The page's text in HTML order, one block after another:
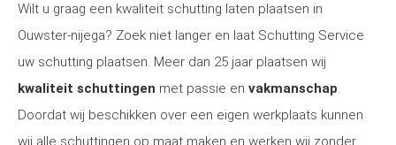
Wilt u graag een kwaliteit schutting laten plaatsen in
Ouwster-nijega? Zoek niet langer en laat Schutting Service
uw schutting plaatsen. Meer dan 25 jaar plaatsen wij
kwaliteit schuttingen met passie en vakmanschap.
Doordat wij beschikken over een eigen werkplaats kunnen
wij alle schuttingen op maat maken en werken wij zonder